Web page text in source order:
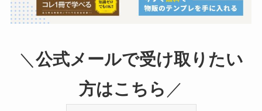
＼ 公式メールで受け取りたい
方はこちら ／